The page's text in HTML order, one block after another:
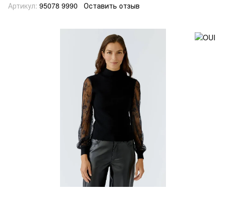
Артикул: 95078 9990 Оставить отзыв